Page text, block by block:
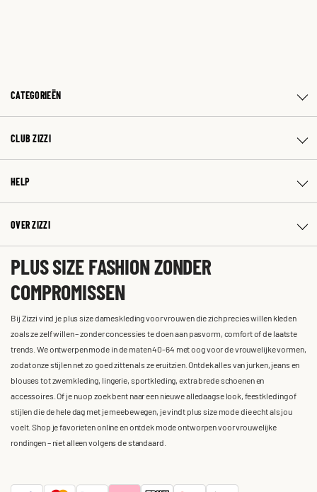
CATEGORIEËN
CLUB ZIZZI
HELP
OVER ZIZZI
PLUS SIZE FASHION ZONDER
COMPROMISSEN
Bij Zizzi vind je plus size dameskleding voor vrouwen die zich precies willen kleden
zoals ze zelf willen – zonder concessies te doen aan pasvorm, comfort of de laatste
trends. We ontwerpen mode in de maten 40-64 met oog voor de vrouwelijke vormen,
zodat onze stijlen net zo goed zitten als ze eruitzien. Ontdek alles van jurken, jeans en
blouses tot zwemkleding, lingerie, sportkleding, extra brede schoenen en
accessoires. Of je nu op zoek bent naar een nieuwe alledaagse look, feestkleding of
stijlen die de hele dag met je meebewegen, je vindt plus size mode die echt als jou
voelt. Shop je favorieten online en ontdek mode ontworpen voor vrouwelijke
rondingen – niet alleen volgens de standaard.